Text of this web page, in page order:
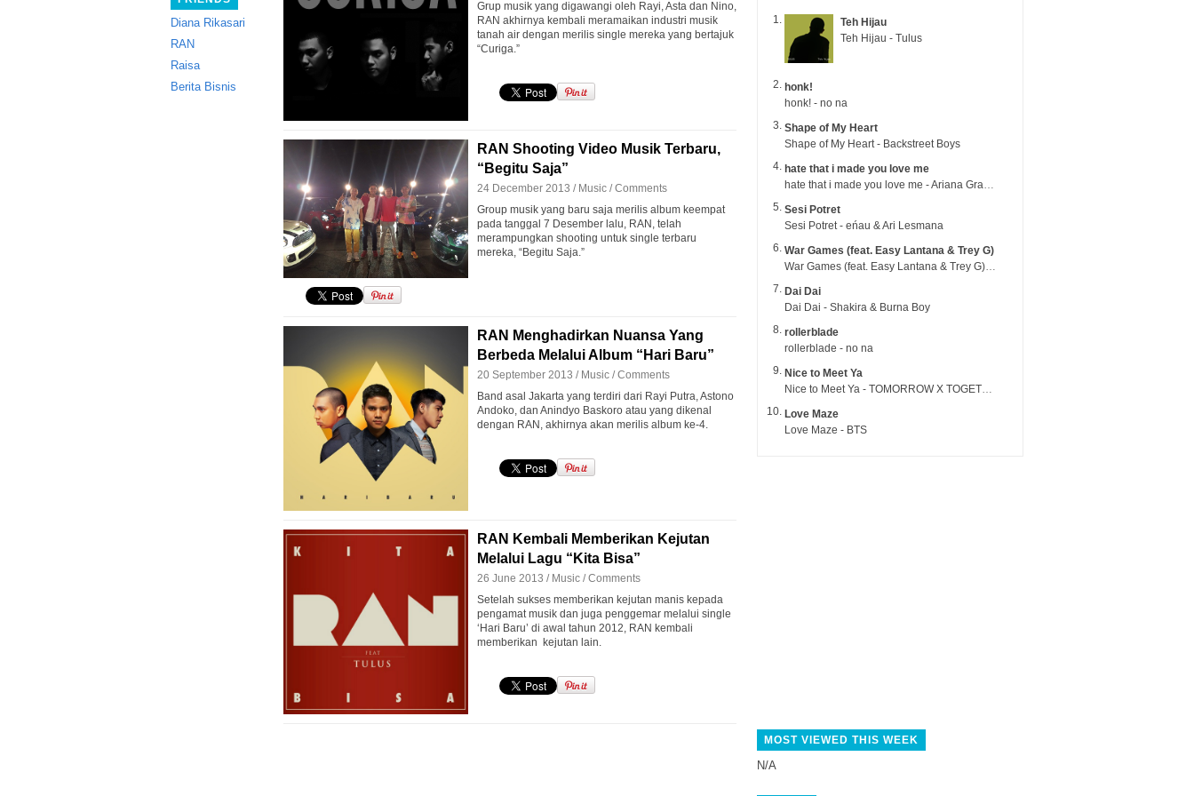
Diana Rikasari
RAN
Raisa
Berita Bisnis
Grup musik yang digawangi oleh Rayi, Asta dan Nino,
RAN akhirnya kembali meramaikan industri musik
tanah air dengan merilis single mereka yang bertajuk
“Curiga.”
RAN Shooting Video Musik Terbaru,
“Begitu Saja”
24 December 2013 / Music /Comments
Group musik yang baru saja merilis album keempat
pada tanggal 7 Desember lalu, RAN, telah
merampungkan shooting untuk single terbaru
mereka, “Begitu Saja.”
RAN Menghadirkan Nuansa Yang
Berbeda Melalui Album “Hari Baru”
20 September 2013 / Music /Comments
Band asal Jakarta yang terdiri dari Rayi Putra, Astono
Andoko, dan Anindyo Baskoro atau yang dikenal
dengan RAN, akhirnya akan merilis album ke-4.
RAN Kembali Memberikan Kejutan
Melalui Lagu “Kita Bisa”
26 June 2013 / Music /Comments
Setelah sukses memberikan kejutan manis kepada
pengamat musik dan juga penggemar melalui single
‘Hari Baru’ di awal tahun 2012, RAN kembali
memberikan kejutan lain.
Teh Hijau
Teh Hijau - Tulus
honk!
honk! - no na
Shape of My Heart
Shape of My Heart - Backstreet Boys
hate that i made you love me
hate that i made you love me - Ariana Grande
Sesi Potret
Sesi Potret - eńau & Ari Lesmana
War Games (feat. Easy Lantana & Trey G)
War Games (feat. Easy Lantana & Trey G) - Trub
Dai Dai
Dai Dai - Shakira & Burna Boy
rollerblade
rollerblade - no na
Nice to Meet Ya
Nice to Meet Ya - TOMORROW X TOGETHER
Love Maze
Love Maze - BTS
MOST VIEWED THIS WEEK
N/A